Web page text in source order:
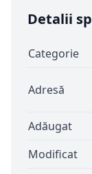
Detalii
Categorie
Adresă
Adăugat
Modificat